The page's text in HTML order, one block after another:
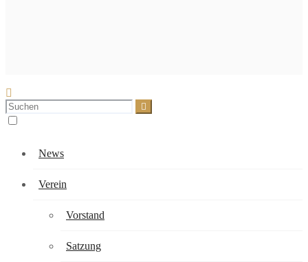
News
Verein
Vorstand
Satzung